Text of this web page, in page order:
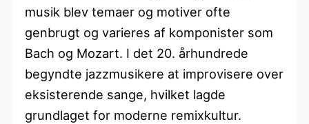
musik blev temaer og motiver ofte
genbrugt og varieres af komponister som
Bach og Mozart. I det 20. århundrede
begyndte jazzmusikere at improvisere over
eksisterende sange, hvilket lagde
grundlaget for moderne remixkultur.